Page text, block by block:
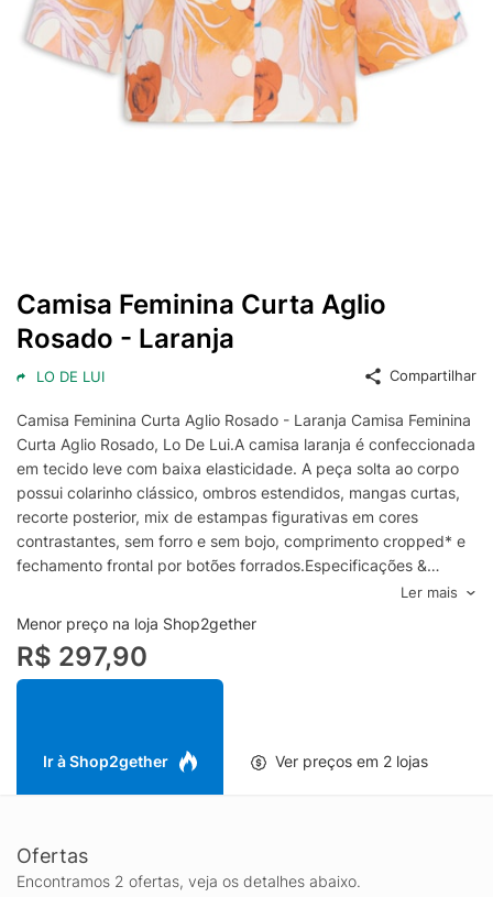
Camisa Feminina Curta Aglio
Rosado - Laranja
LO DE LUI Compartilhar
Camisa Feminina Curta Aglio Rosado - Laranja Camisa Feminina
Curta Aglio Rosado, Lo De Lui.A camisa laranja é confeccionada
em tecido leve com baixa elasticidade. A peça solta ao corpo
possui colarinho clássico, ombros estendidos, mangas curtas,
recorte posterior, mix de estampas figurativas em cores
contrastantes, sem forro e sem bojo, comprimento cropped* e
fechamento frontal por botões forrados.Especificações &
Cuidados:Lavar à mãoComposição: 100% AlgodãoCor:
LaranjaMarca: Lo De Lui* Cropped: comprimento mais curto
Ler mais
Menor preço na loja Shop2gether
R$ 297,90
Ir à Shop2gether Ver preços em 2 lojas
Ofertas
Encontramos 2 ofertas, veja os detalhes abaixo.